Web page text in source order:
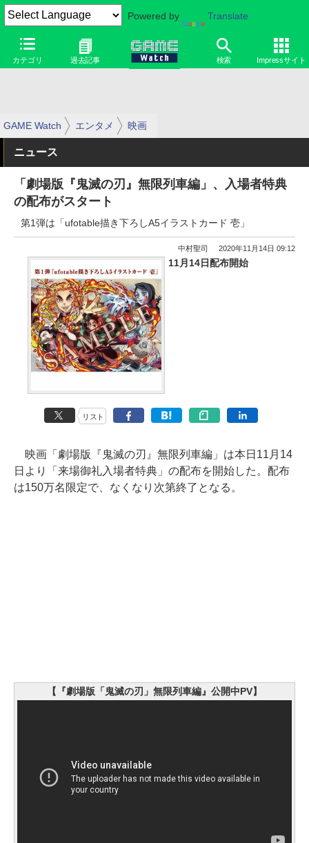
Powered by Translate
カテゴリ 過去記事 検索 Impressサイト
GAME Watch エンタメ 映画
ニュース
「劇場版『鬼滅の刃』無限列車編」、入場者特典
の配布がスタート
第1弾は「ufotable描き下ろしA5イラストカード 壱」
中村聖司 2020年11月14日 09:12
11月14日配布開始
リスト
映画「劇場版『鬼滅の刃』無限列車編」は本日11月14
日より「来場御礼入場者特典」の配布を開始した。配布
は150万名限定で、なくなり次第終了となる。
【『劇場版「鬼滅の刃」無限列車編』公開中PV】